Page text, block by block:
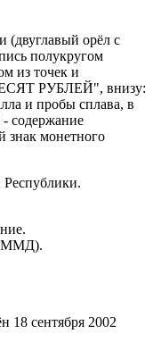
(двуглавый орёл с
полукругом
из точек и
РУБЛЕЙ", внизу:
и пробы сплава, в
- содержание
знак монетного
Республики.
(ММД).
18 сентября 2002